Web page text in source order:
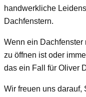
handwerkliche
Dachfenstern.
Wenn ein Dachfenster
zu öffnen ist oder
das ein Fall für Oliver
Wir freuen uns darauf,